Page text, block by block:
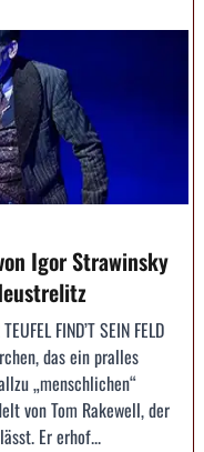
Igor Strawinsky
FIND’T SEIN FELD
das ein pralles
„menschlichen“
von Tom Rakewell, der
Er erhof...